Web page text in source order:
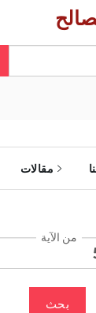
مقالات
من الآية
بحث